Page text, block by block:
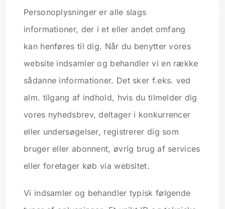
Personoplysninger er alle slags
informationer, der i et eller andet omfang
kan henføres til dig. Når du benytter vores
website indsamler og behandler vi en række
sådanne informationer. Det sker f.eks. ved
alm. tilgang af indhold, hvis du tilmelder dig
vores nyhedsbrev, deltager i konkurrencer
eller undersøgelser, registrerer dig som
bruger eller abonnent, øvrig brug af services
eller foretager køb via websitet.
Vi indsamler og behandler typisk følgende